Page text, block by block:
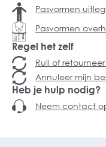
Pasvormen uitleg
Pasvormen
Regel het zelf
Ruil of
Annuleer mijn
Heb je hulp nodig?
Neem contact